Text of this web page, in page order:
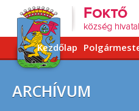
Kezdőlap
ARCHÍVUM